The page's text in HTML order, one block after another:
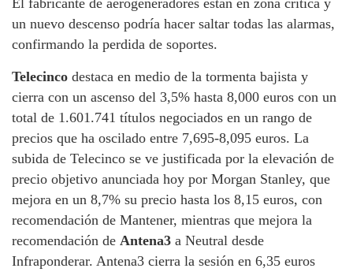
un nuevo descenso podría hacer saltar todas las alarmas,
confirmando la perdida de soportes.
Telecinco destaca en medio de la tormenta bajista y
cierra con un ascenso del 3,5% hasta 8,000 euros con un
total de 1.601.741 títulos negociados en un rango de
precios que ha oscilado entre 7,695-8,095 euros. La
subida de Telecinco se ve justificada por la elevación de
precio objetivo anunciada hoy por Morgan Stanley, que
mejora en un 8,7% su precio hasta los 8,15 euros, con
recomendación de Mantener, mientras que mejora la
recomendación de Antena3 a Neutral desde
Infraponderar. Antena3 cierra la sesión en 6,35 euros